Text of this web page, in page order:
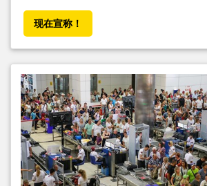
现在宣称！